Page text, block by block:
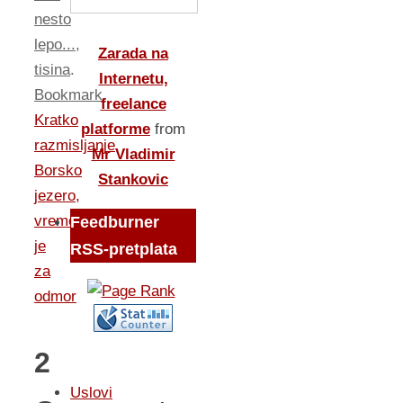
nesto
lepo...,
tisina.
Bookmark.
Kratko
razmisljanje
Borsko
jezero,
vreme
je
za
odmor
2
Zarada na
Internetu,
freelance
platforme from
Mr Vladimir
Stankovic
Feedburner
RSS-pretplata
Uslovi